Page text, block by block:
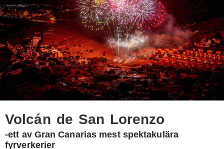
Volcán de San Lorenzo
-ett av Gran Canarias mest spektakulära
fyrverkerier